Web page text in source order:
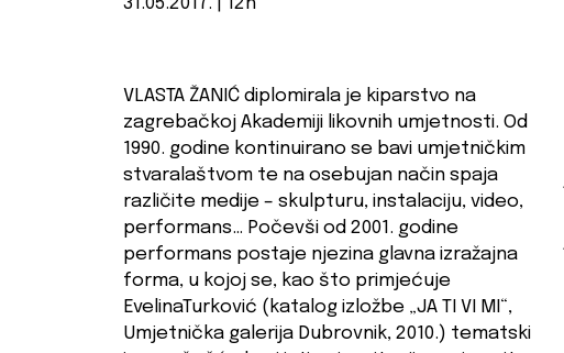
VLASTA ŽANIĆ diplomirala je kiparstvo na
zagrebačkoj Akademiji likovnih umjetnosti. Od
1990. godine kontinuirano se bavi umjetničkim
stvaralaštvom te na osebujan način spaja
različite medije – skulpturu, instalaciju, video,
performans… Počevši od 2001. godine
performans postaje njezina glavna izražajna
forma, u kojoj se, kao što primjećuje
EvelinaTurković (katalog izložbe „JA TI VI MI“,
Umjetnička galerija Dubrovnik, 2010.) tematski